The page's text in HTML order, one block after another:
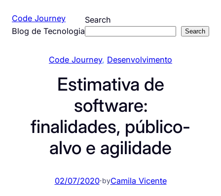
para
Code Journey
Blog de Tecnologia
Search
Search
Code Journey, Desenvolvimento
Estimativa de
software:
finalidades, público-
alvo e agilidade
02/07/2020·byCamila Vicente